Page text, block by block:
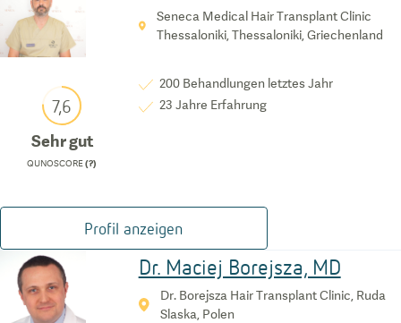
7,6
Sehr gut
QUNOSCORE(?)
Seneca Medical Hair Transplant Clinic
Thessaloniki, Thessaloniki, Griechenland
200 Behandlungen letztes Jahr
23 Jahre Erfahrung
Profil anzeigen
Dr. Maciej Borejsza, MD
Dr. Borejsza Hair Transplant Clinic, Ruda
Slaska, Polen